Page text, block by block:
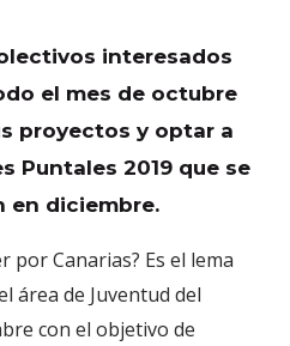
interesados
el mes de octubre
proyectos y optar a
Puntales 2019 que se
en diciembre.
por Canarias? Es el lema
área de Juventud del
con el objetivo de